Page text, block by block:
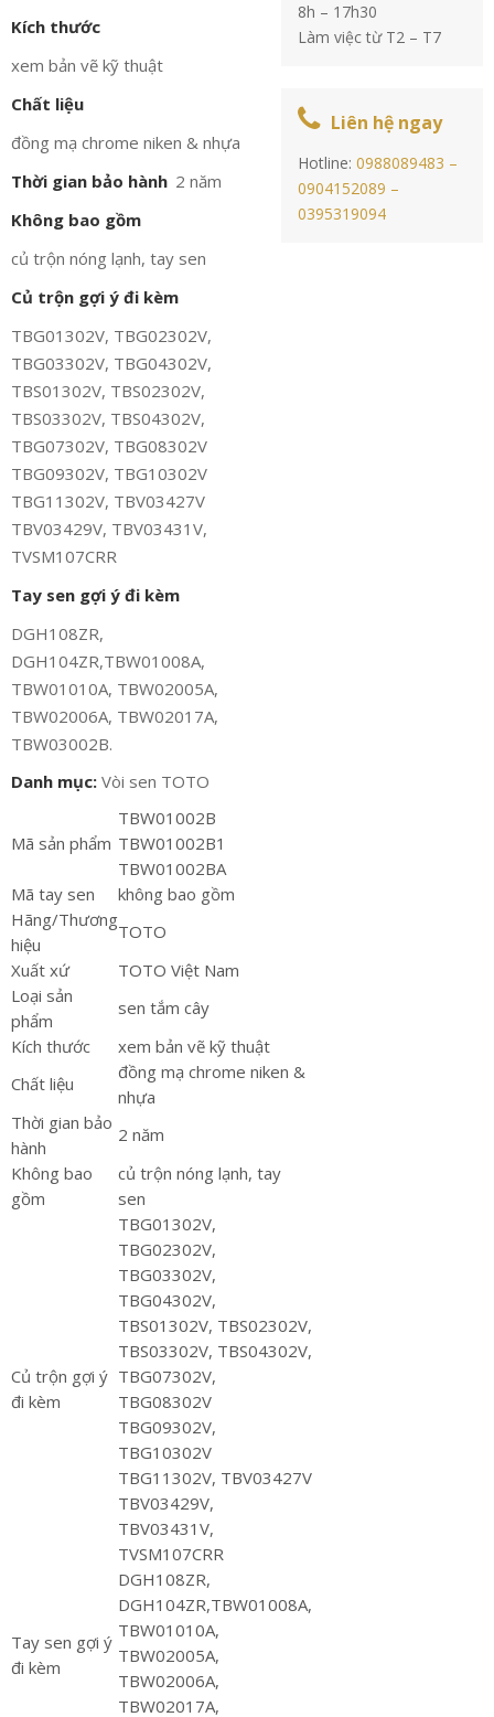
Kích thước
xem bản vẽ kỹ thuật
Chất liệu
đồng mạ chrome niken & nhựa
Thời gian bảo hành 2 năm
Không bao gồm
củ trộn nóng lạnh, tay sen
Củ trộn gợi ý đi kèm
TBG01302V, TBG02302V,
TBG03302V, TBG04302V,
TBS01302V, TBS02302V,
TBS03302V, TBS04302V,
TBG07302V, TBG08302V
TBG09302V, TBG10302V
TBG11302V, TBV03427V
TBV03429V, TBV03431V,
TVSM107CRR
Tay sen gợi ý đi kèm
DGH108ZR,
DGH104ZR,TBW01008A,
TBW01010A, TBW02005A,
TBW02006A, TBW02017A,
TBW03002B.
Danh mục: Vòi sen TOTO
Mã sản phẩm
TBW01002B
TBW01002B1
TBW01002BA
Mã tay sen
không bao gồm
Hãng/Thương
hiệu
TOTO
Xuất xứ
TOTO Việt Nam
Loại sản
phẩm
sen tắm cây
Kích thước
xem bản vẽ kỹ thuật
Chất liệu
đồng mạ chrome niken &
nhựa
Thời gian bảo
hành
2 năm
Không bao
gồm
củ trộn nóng lạnh, tay
sen
Củ trộn gợi ý
đi kèm
TBG01302V,
TBG02302V,
TBG03302V,
TBG04302V,
TBS01302V, TBS02302V,
TBS03302V, TBS04302V,
TBG07302V,
TBG08302V
TBG09302V,
TBG10302V
TBG11302V, TBV03427V
TBV03429V,
TBV03431V,
TVSM107CRR
Tay sen gợi ý
đi kèm
DGH108ZR,
DGH104ZR,TBW01008A,
TBW01010A,
TBW02005A,
TBW02006A,
TBW02017A,
8h – 17h30
Làm việc từ T2 – T7
Liên hệ ngay
Hotline:0988089483 –
0904152089 –
0395319094